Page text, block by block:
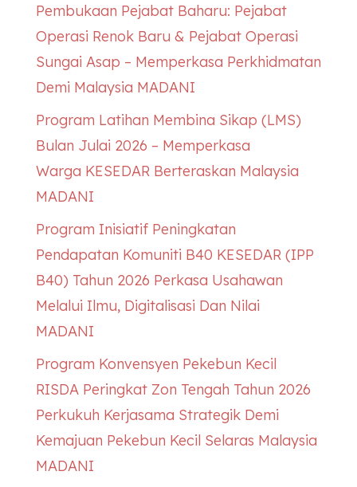
Pembukaan Pejabat Baharu: Pejabat
Operasi Renok Baru & Pejabat Operasi
Sungai Asap – Memperkasa Perkhidmatan
Demi Malaysia MADANI
Program Latihan Membina Sikap (LMS)
Bulan Julai 2026 – Memperkasa
Warga KESEDARBerteraskan Malaysia
MADANI
Program Inisiatif Peningkatan
Pendapatan Komuniti B40 KESEDAR(IPP
B40) Tahun 2026 Perkasa Usahawan
Melalui Ilmu, Digitalisasi Dan Nilai
MADANI
Program Konvensyen Pekebun Kecil
RISDA Peringkat Zon Tengah Tahun 2026
Perkukuh Kerjasama Strategik Demi
Kemajuan Pekebun Kecil Selaras Malaysia
MADANI